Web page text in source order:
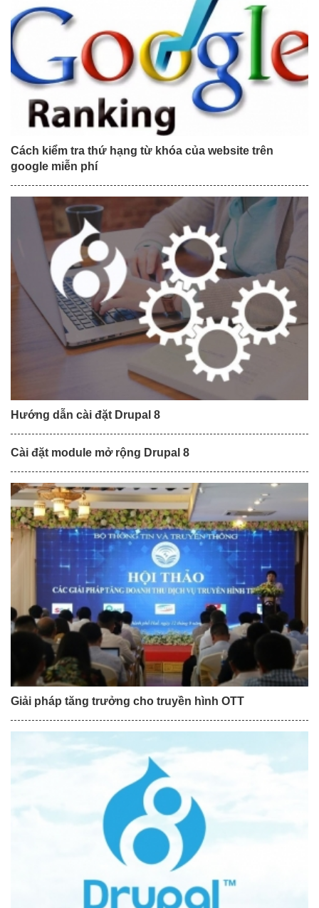
Cách kiểm tra thứ hạng từ khóa của website trên
google miễn phí
Hướng dẫn cài đặt Drupal 8
Cài đặt module mở rộng Drupal 8
Giải pháp tăng trưởng cho truyền hình OTT